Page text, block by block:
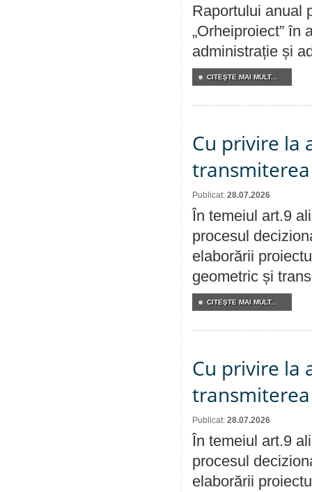
Raportului anual
„Orheiproiect” în
administrație și
CITEŞTE MAI MULT...
Cu privire la
Publicat: 28.07.2026
În temeiul art.9
procesul
elaborării
geometric și
CITEŞTE MAI MULT...
Cu privire la
Publicat: 28.07.2026
În temeiul art.9
procesul
elaborării